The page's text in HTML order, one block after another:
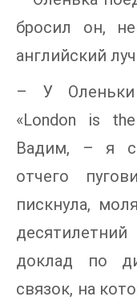
бросил он,
английский
– У Оленьки
«London is
Вадим, – я
отчего
пискнула,
доклад по
связок, на